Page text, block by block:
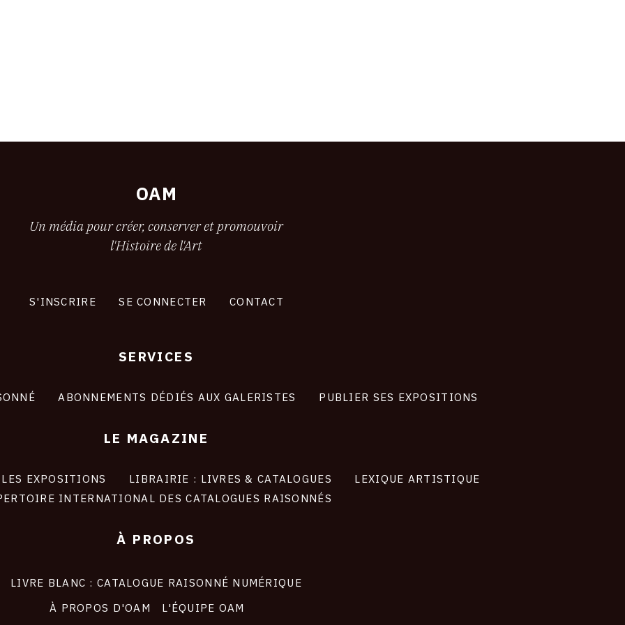
OAM
Un média pour créer, conserver et promouvoir
l'Histoire de l'Art
S'INSCRIRE SE CONNECTER CONTACT
SERVICES
ABONNEMENTS DÉDIÉS AUX GALERISTES PUBLIER SES EXPOSITIONS
LE MAGAZINE
LES EXPOSITIONS LIBRAIRIE : LIVRES & CATALOGUES
LEXIQUE ARTISTIQUE
INTERNATIONAL DES CATALOGUES RAISONNÉS
À PROPOS
LIVRE BLANC : CATALOGUE RAISONNÉ NUMÉRIQUE
À PROPOS D'OAM
L'ÉQUIPE OAM